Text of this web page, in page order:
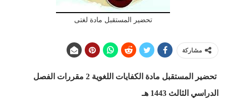
تحضير المستقبل مادة لغتى
مشاركة
تحضير المستقبل مادة الكفايات اللغوية 2 مقررات الفصل
الدراسي الثالث 1443 هـ